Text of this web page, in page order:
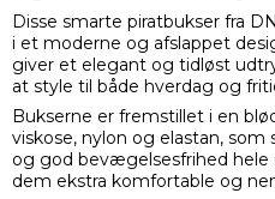
Disse smarte piratbukser fra
i et moderne og afslappet
giver et elegant og tidløst
at style til både hverdag og
Bukserne er fremstillet i en
viskose, nylon og elastan,
og god bevægelsesfrihed hele
dem ekstra komfortable og